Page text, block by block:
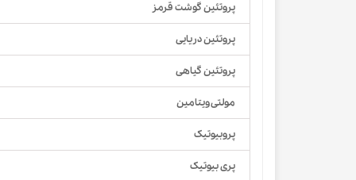
پروتئین گوشت قرمز
پروتئین دریایی
پروتئین گیاهی
مولتی ویتامین
پروبیوتیک
پری بیوتیک